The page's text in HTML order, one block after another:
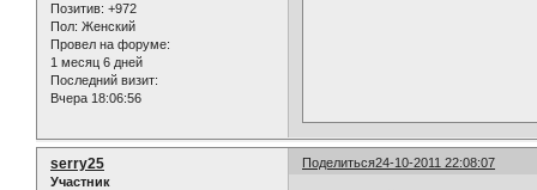
Позитив: +972
Пол: Женский
Провел на форуме:
1 месяц 6 дней
Последний визит:
Вчера 18:06:56
Поделиться24-10-2011 22:08:07
serry25
Участник